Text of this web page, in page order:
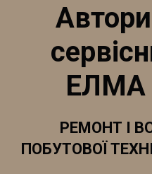
ЕЛМА
РЕМОНТ І
ПОБУТОВОЇ